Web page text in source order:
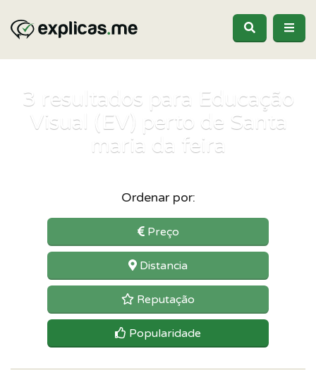
3 resultados para Educação
Visual (EV) perto de Santa
maria da feira
Ordenar por:
Preço
Distancia
Reputação
Popularidade